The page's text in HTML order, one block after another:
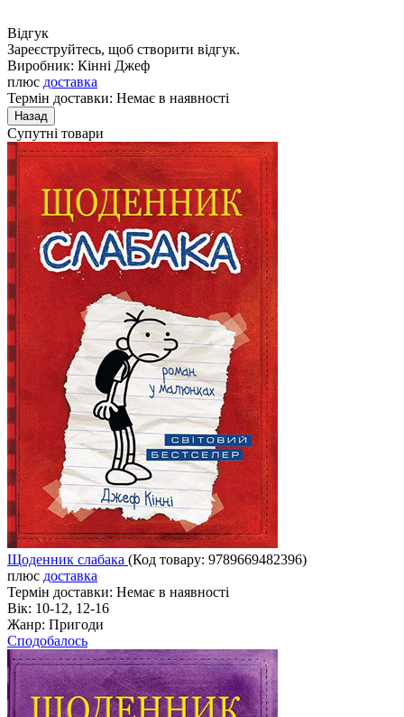
Відгук
Зареєструйтесь, щоб створити відгук.
Виробник: Кінні Джеф
плюс доставка
Термін доставки: Немає в наявності
Супутні товари
Щоденник слабака (Код товару: 9789669482396)
плюс доставка
Термін доставки: Немає в наявності
Вік: 10-12, 12-16
Жанр: Пригоди
Сподобалось